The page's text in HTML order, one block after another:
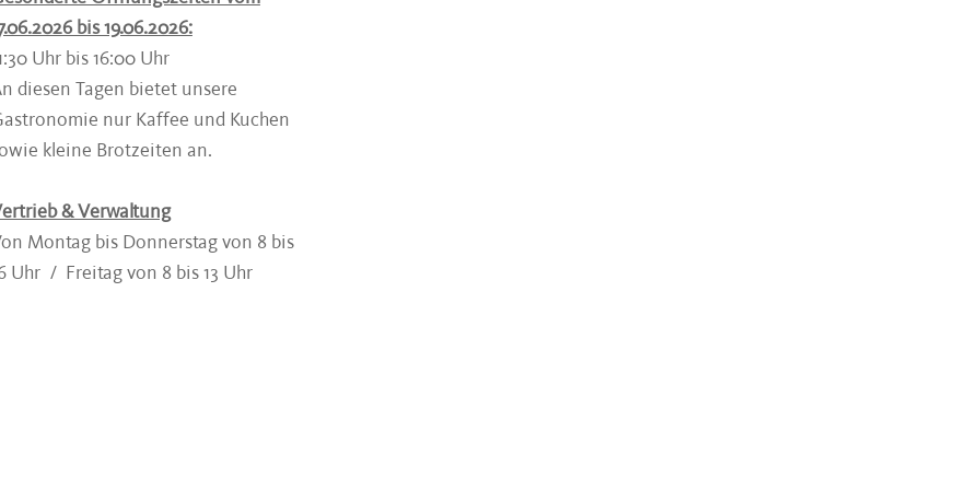
bis 19.06.2026:
Uhr bis 16:00 Uhr
diesen Tagen bietet unsere
nur Kaffee und Kuchen
kleine Brotzeiten an.
& Verwaltung
Montag bis Donnerstag von 8 bis
Uhr / Freitag von 8 bis 13 Uhr